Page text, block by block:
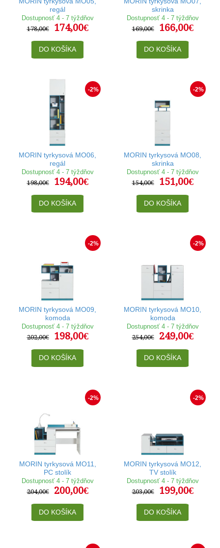
regál
Dostupnosť 4 - 7 týždňov
178,00€
174,00€
DO KOŠÍKA
skrinka
Dostupnosť 4 - 7 týždňov
169,00€
166,00€
DO KOŠÍKA
-2%
MORIN tyrkysová MO06,
regál
Dostupnosť 4 - 7 týždňov
198,00€
194,00€
DO KOŠÍKA
-2%
MORIN tyrkysová MO08,
skrinka
Dostupnosť 4 - 7 týždňov
154,00€
151,00€
DO KOŠÍKA
-2%
MORIN tyrkysová MO09,
komoda
Dostupnosť 4 - 7 týždňov
202,00€
198,00€
DO KOŠÍKA
-2%
MORIN tyrkysová MO10,
komoda
Dostupnosť 4 - 7 týždňov
254,00€
249,00€
DO KOŠÍKA
-2%
MORIN tyrkysová MO11,
PC stolík
Dostupnosť 4 - 7 týždňov
204,00€
200,00€
DO KOŠÍKA
-2%
MORIN tyrkysová MO12,
TV stolík
Dostupnosť 4 - 7 týždňov
203,00€
199,00€
DO KOŠÍKA